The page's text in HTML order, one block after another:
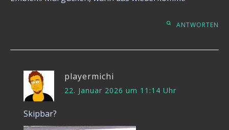
ANTWORTEN
playermichi
22. Januar 2026 um 11:14 Uhr
Skipbar?